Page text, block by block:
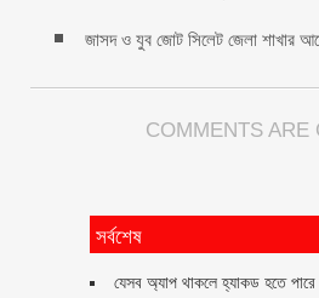
জাসদ ও যুব জোট সিলেট জেলা শাখার
COMMENTS ARE
সর্বশেষ
যেসব অ্যাপ থাকলে হ্যাকড হতে